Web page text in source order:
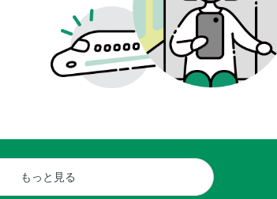
もっと見る